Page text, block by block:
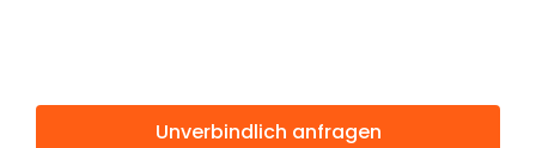
Unverbindlich anfragen